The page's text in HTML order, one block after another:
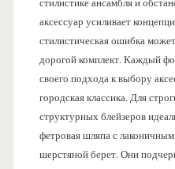
стилистике ансамбля и
аксессуар усиливает
стилистическая ошибка
дорогой комплект. Каждый
своего подхода к выбору
городская классика. Для
структурных блейзеров
фетровая шляпа с
шерстяной берет. Они